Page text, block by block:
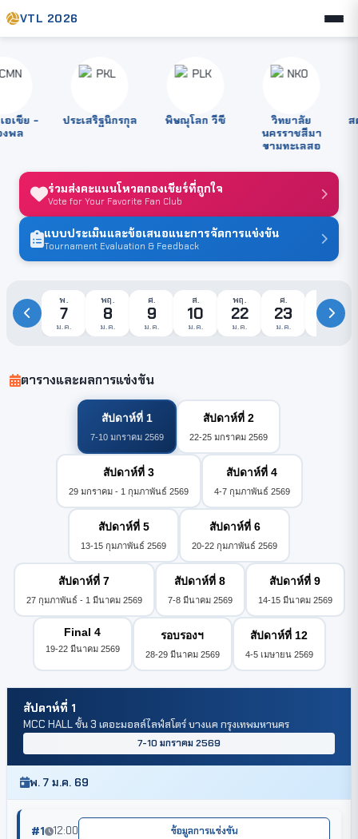
VTL 2026
ซีย -
ล
ประเสริฐนิกรกุล พิษณุโลก วีซี
วิทยาลัย
นครราชสีมา
ขามทะเลสอ
ส
ร่วมส่งคะแนนโหวตกองเชียร์ที่ถูกใจ
Vote for Your Favorite Fan Club
แบบประเมินและข้อเสนอแนะการจัดการแข่งขัน
Tournament Evaluation & Feedback
พ.
7
ม.ค.
พฤ.
8
ม.ค.
ศ.
9
ม.ค.
ส.
10
ม.ค.
พฤ.
22
ม.ค.
ศ.
23
ม.ค.
ส.
24
ม.ค.
ตารางและผลการแข่งขัน
สัปดาห์ที่ 1
7-10 มกราคม 2569
สัปดาห์ที่ 2
22-25 มกราคม 2569
สัปดาห์ที่ 3
29 มกราคม - 1 กุมภาพันธ์ 2569
สัปดาห์ที่ 4
4-7 กุมภาพันธ์ 2569
สัปดาห์ที่ 5
13-15 กุมภาพันธ์ 2569
สัปดาห์ที่ 6
20-22 กุมภาพันธ์ 2569
สัปดาห์ที่ 7
27 กุมภาพันธ์ - 1 มีนาคม 2569
สัปดาห์ที่ 8
7-8 มีนาคม 2569
สัปดาห์ที่ 9
14-15 มีนาคม 2569
Final 4
19-22 มีนาคม 2569
รอบรองฯ
28-29 มีนาคม 2569
สัปดาห์ที่ 12
4-5 เมษายน 2569
สัปดาห์ที่ 1
MCC HALL ชั้น 3 เดอะมอลล์ไลฟ์สโตร์ บางแค กรุงเทพมหานคร
7-10 มกราคม 2569
พ. 7 ม.ค. 69
#1 12:00 ข้อมูลการแข่งขัน